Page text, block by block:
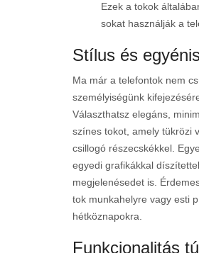
Ezek a tokok
sokat használják a
Stílus és
Ma már a telefontok nem
személyiségünk
Választhatsz elegáns,
színes tokot, amely tükrözi
csillogó részecskékkel.
egyedi grafikákkal
megjelenésedet is.
tok munkahelyre vagy esti
hétköznapokra.
Funkcionalitás